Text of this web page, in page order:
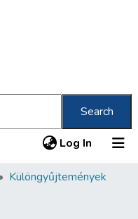
Search
Log In (current)
Különgyűjtemények